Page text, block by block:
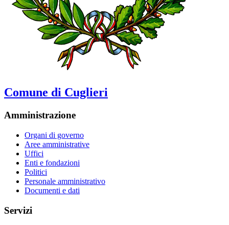
Comune di Cuglieri
Amministrazione
Organi di governo
Aree amministrative
Uffici
Enti e fondazioni
Politici
Personale amministrativo
Documenti e dati
Servizi